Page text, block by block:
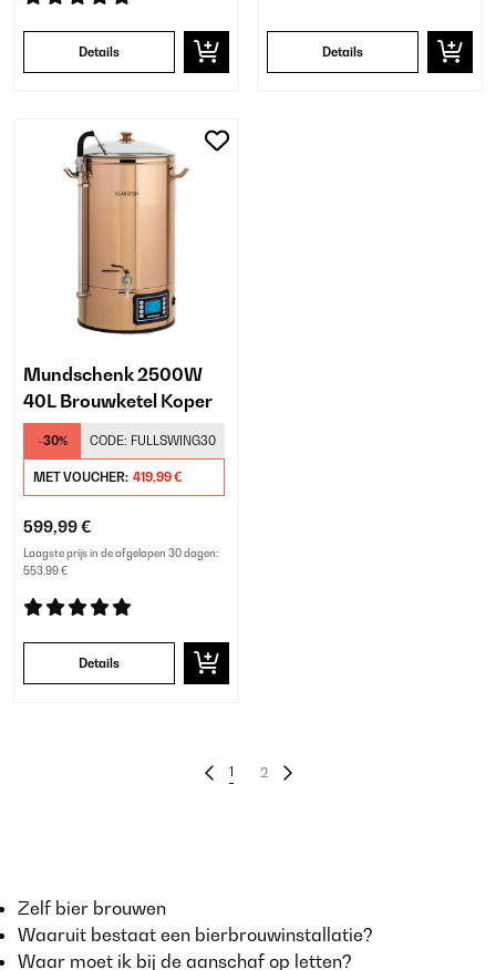
Details Details
Mundschenk 2500W
40L Brouwketel Koper
-30% CODE: FULLSWING30
MET VOUCHER: 419,99 €
599,99 €
Laagste prijs in de afgelopen 30 dagen:
553,99 €
Details
1 2
Zelf bier brouwen
Waaruit bestaat een bierbrouwinstallatie?
Waar moet ik bij de aanschaf op letten?